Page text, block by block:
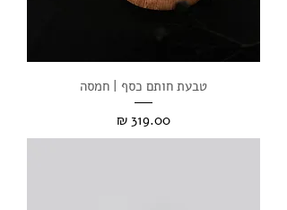
טבעת חותם כסף | חמסה
מחיר